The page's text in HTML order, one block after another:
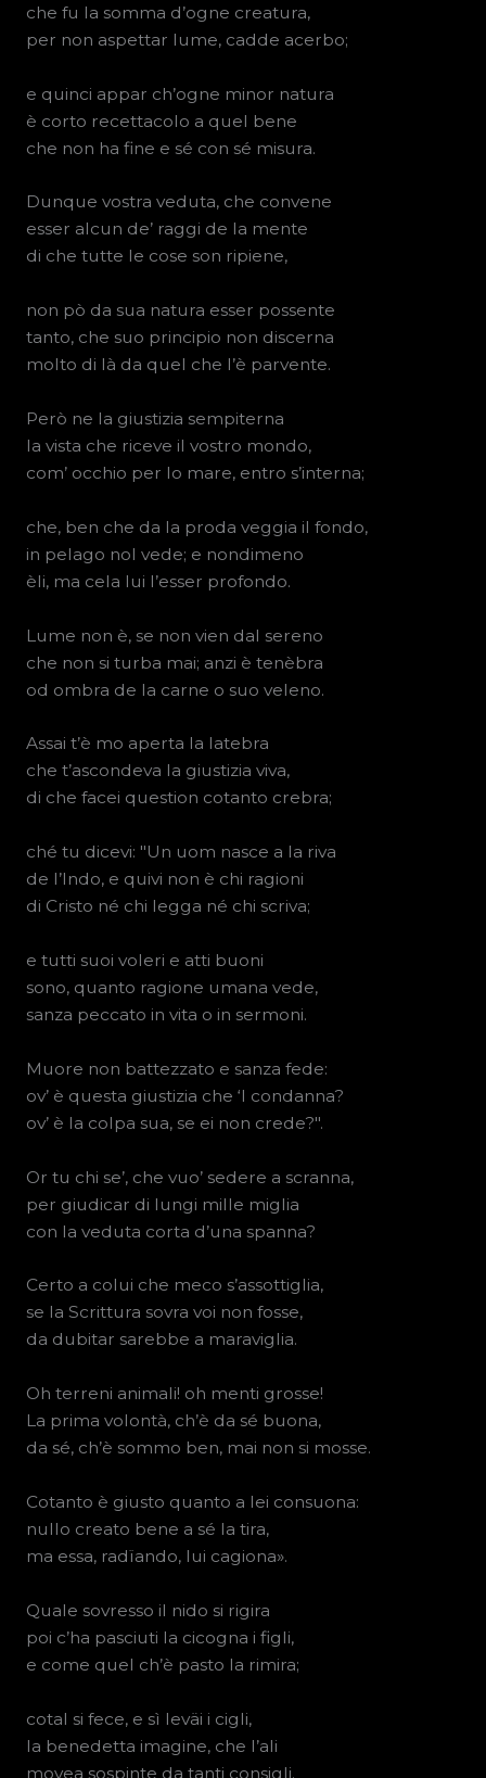
che fu la somma d’ogne creatura,
per non aspettar lume, cadde acerbo;
e quinci appar ch’ogne minor natura
è corto recettacolo a quel bene
che non ha fine e sé con sé misura.
Dunque vostra veduta, che convene
esser alcun de’ raggi de la mente
di che tutte le cose son ripiene,
non pò da sua natura esser possente
tanto, che suo principio non discerna
molto di là da quel che l’è parvente.
Però ne la giustizia sempiterna
la vista che riceve il vostro mondo,
com’ occhio per lo mare, entro s’interna;
che, ben che da la proda veggia il fondo,
in pelago nol vede; e nondimeno
èli, ma cela lui l’esser profondo.
Lume non è, se non vien dal sereno
che non si turba mai; anzi è tenèbra
od ombra de la carne o suo veleno.
Assai t’è mo aperta la latebra
che t’ascondeva la giustizia viva,
di che facei question cotanto crebra;
ché tu dicevi: "Un uom nasce a la riva
de l’Indo, e quivi non è chi ragioni
di Cristo né chi legga né chi scriva;
e tutti suoi voleri e atti buoni
sono, quanto ragione umana vede,
sanza peccato in vita o in sermoni.
Muore non battezzato e sanza fede:
ov’ è questa giustizia che ‘l condanna?
ov’ è la colpa sua, se ei non crede?".
Or tu chi se’, che vuo’ sedere a scranna,
per giudicar di lungi mille miglia
con la veduta corta d’una spanna?
Certo a colui che meco s’assottiglia,
se la Scrittura sovra voi non fosse,
da dubitar sarebbe a maraviglia.
Oh terreni animali! oh menti grosse!
La prima volontà, ch’è da sé buona,
da sé, ch’è sommo ben, mai non si mosse.
Cotanto è giusto quanto a lei consuona:
nullo creato bene a sé la tira,
ma essa, radïando, lui cagiona».
Quale sovresso il nido si rigira
poi c’ha pasciuti la cicogna i figli,
e come quel ch’è pasto la rimira;
cotal si fece, e sì leväi i cigli,
la benedetta imagine, che l’ali
movea sospinte da tanti consigli.